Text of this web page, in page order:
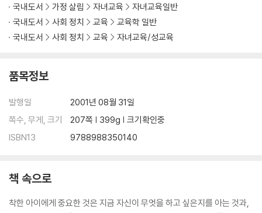
국내도서
가정 살림 자녀교육
자녀교육일반
국내도서
사회 정치 교육
교육학 일반
국내도서
사회 정치 교육 자녀교육/성교육
품목정보
발행일
2001년 08월 31일
쪽수, 무게, 크기
207쪽 | 399g | 크기확인중
ISBN13
9788988350140
책 속으로
착한 아이에게 중요한 것은 지금 자신이 무엇을 하고 싶은지를 아는 것과,